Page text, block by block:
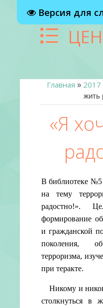
Версия для
Главная » 2017
жить
«Я
В библиотеке №5
на тему
радостно!».
формирование
и гражданской
поколения,
терроризма,
при теракте.
Никому и
столкнуться в